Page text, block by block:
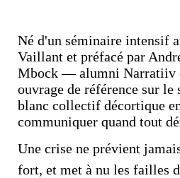
Né d'un séminaire intensif
Vaillant et préfacé par
Mbock — alumni Narratiiv
ouvrage de référence sur
blanc collectif décortique
communiquer quand tout
Une crise ne prévient
fort, et met à nu les failles